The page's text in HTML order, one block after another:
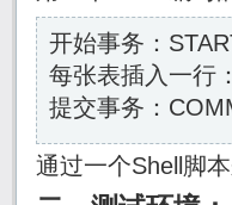
开始事务：
每张表插入一行
提交事务：
通过一个Shell脚